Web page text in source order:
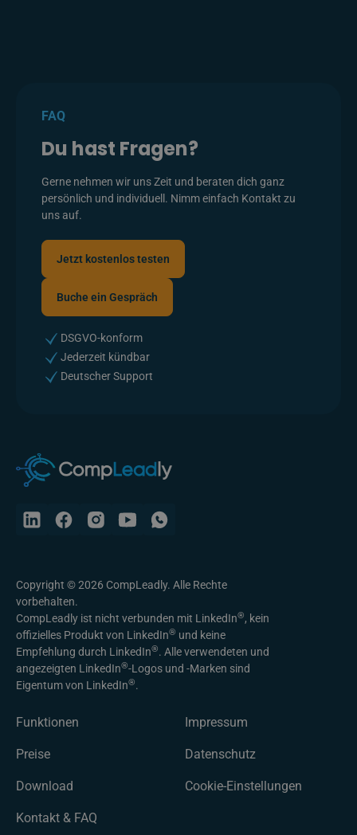
FAQ
Du hast Fragen?
Gerne nehmen wir uns Zeit und beraten dich ganz
persönlich und individuell. Nimm einfach Kontakt zu
uns auf.
Jetzt kostenlos testen
Buche ein Gespräch
DSGVO-konform
Jederzeit kündbar
Deutscher Support
Copyright © 2026 CompLeadly. Alle Rechte
vorbehalten.
CompLeadly ist nicht verbunden mit LinkedIn®, kein
offizielles Produkt von LinkedIn® und keine
Empfehlung durch LinkedIn®. Alle verwendeten und
angezeigten LinkedIn®-Logos und -Marken sind
Eigentum von LinkedIn®.
Funktionen
Preise
Download
Kontakt & FAQ
Impressum
Datenschutz
Cookie-Einstellungen